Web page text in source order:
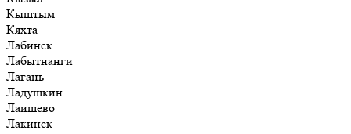
Кыштым
Кяхта
Лабинск
Лабытнанги
Лагань
Ладушкин
Лаишево
Лакинск